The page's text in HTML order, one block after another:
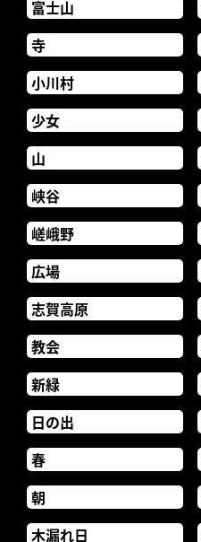
富士山
寺
小川村
少女
山
峡谷
嵯峨野
広場
志賀高原
教会
新緑
日の出
春
朝
木漏れ日